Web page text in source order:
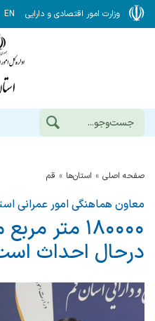
وزارت امور اقتصادی و دارایی EN
صفحه اصلی استان‌ها قم
معاون هماهنگی امور عمرانی
۱۸۰۰۰۰ متر
درحال احداث